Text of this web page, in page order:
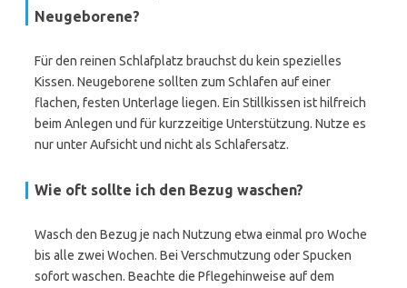
Neugeborene?
Für den reinen Schlafplatz brauchst du kein spezielles
Kissen. Neugeborene sollten zum Schlafen auf einer
flachen, festen Unterlage liegen. Ein Stillkissen ist hilfreich
beim Anlegen und für kurzzeitige Unterstützung. Nutze es
nur unter Aufsicht und nicht als Schlafersatz.
Wie oft sollte ich den Bezug waschen?
Wasch den Bezug je nach Nutzung etwa einmal pro Woche
bis alle zwei Wochen. Bei Verschmutzung oder Spucken
sofort waschen. Beachte die Pflegehinweise auf dem